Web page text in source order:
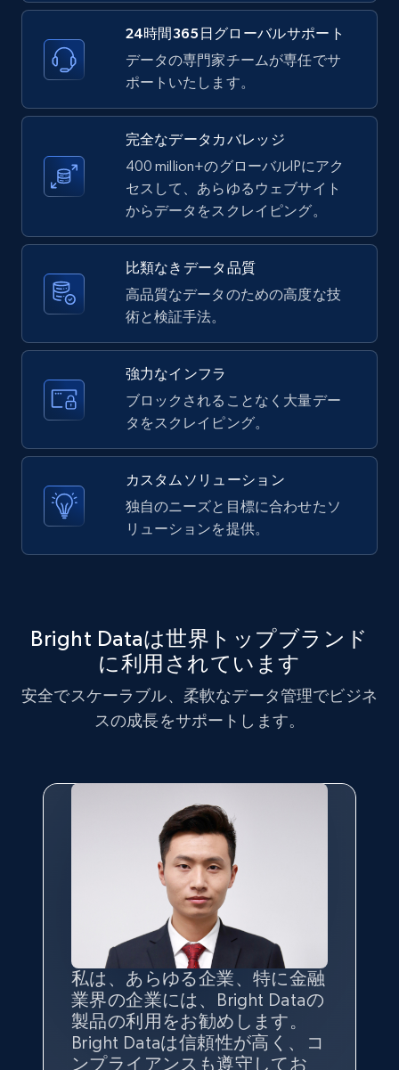
LinkedIn posts - Discover new posts
company URL
URL, ID, User id, Use url, Title, Headline, Post
text, Date posted, and more.
1.5K+ 無料トライアル
X (formerly Twitter) - Posts
ID, User posted, Name, Description, Date
10.4K+ 1.2K+
X (formerly Twitter) - Posts - Collecting
Twitter posts URLs
ID, User posted, Name, Description, Date
X (formerly Twitter) - Posts - Getting x
posts by array of profiles
ID, User posted, Name, Description, Date
Account id, Nickname, Biography, Awg
engagement rate, Comment engagement rate,
Like engagement rate, Bio link, Predicted lang,
and more.
8.3K+ 963+ 無料トライアル
24時間365日グローバルサポート
データの専門家チームが専任でサ
ポートいたします。
完全なデータカバレッジ
400 million+のグローバルIPにアク
セスして、あらゆるウェブサイト
からデータをスクレイピング。
比類なきデータ品質
高品質なデータのための高度な技
術と検証手法。
強力なインフラ
ブロックされることなく大量デー
タをスクレイピング。
カスタムソリューション
独自のニーズと目標に合わせたソ
リューションを提供。
Bright Dataは世界トップブランド
に利用されています
安全でスケーラブル、柔軟なデータ管理でビジネ
スの成長をサポートします。
私は、あらゆる企業、特に金融
業界の企業には、Bright Dataの
製品の利用をお勧めします。
Bright Dataは信頼性が高く、コ
ンプライアンスも遵守してお
インターネットから公開ウェブ
インターネットから公開ウェブ
データを収集する機能なしで
は、ブランドがすべての媒体に
向けて紹介されたこと、またそ
の展開先を知りえることはでき
私の経験から言えば、Bright
データの 質 と量を最大限に確
保することが最も重要であり、
そこでBright Dataとtgndataの
組み合わせが威力を発揮しま
す。
信頼性に非常に感銘を受けてお
Bright Dataとの提携には大変満